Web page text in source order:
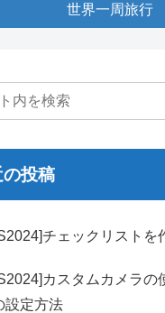
世界一周旅行
投稿
チェックリストを
カスタムカメラの
設定方法